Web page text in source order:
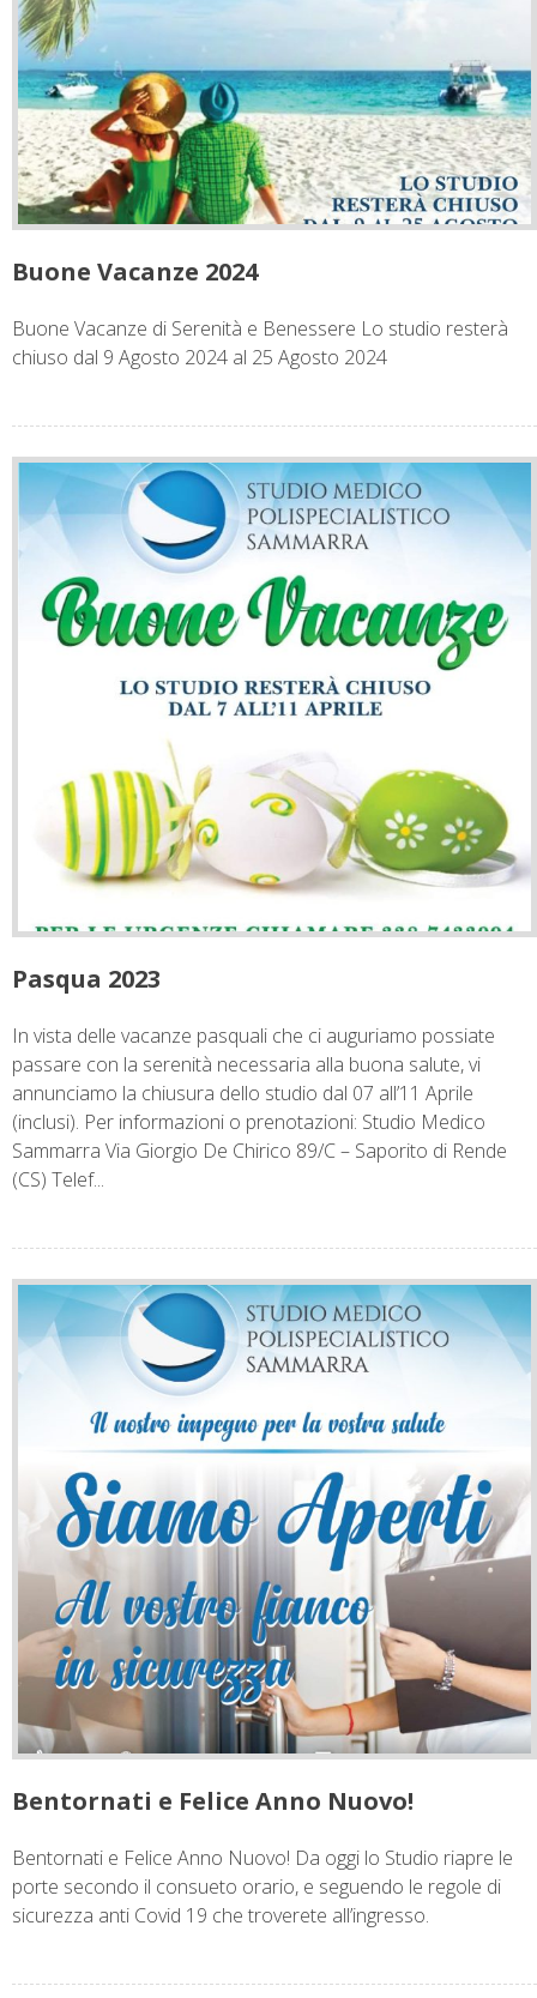
Buone Vacanze 2024
Buone Vacanze di Serenità e Benessere Lo studio resterà
chiuso dal 9 Agosto 2024 al 25 Agosto 2024
Pasqua 2023
In vista delle vacanze pasquali che ci auguriamo possiate
passare con la serenità necessaria alla buona salute, vi
annunciamo la chiusura dello studio dal 07 all’11 Aprile
(inclusi). Per informazioni o prenotazioni: Studio Medico
Sammarra Via Giorgio De Chirico 89/C – Saporito di Rende
(CS) Telef...
Bentornati e Felice Anno Nuovo!
Bentornati e Felice Anno Nuovo! Da oggi lo Studio riapre le
porte secondo il consueto orario, e seguendo le regole di
sicurezza anti Covid 19 che troverete all’ingresso.